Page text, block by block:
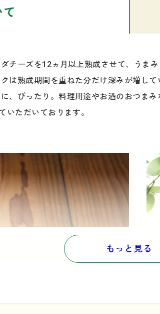
チーズを12ヵ月以上熟成させて、うま
は熟成期間を重ねた分だけ深みが増して
、ぴったり。料理用途やお酒のおつまみ
ただいております。
もっと見る